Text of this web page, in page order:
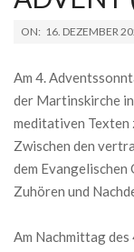
2022-
16
ON: 16. DEZEMBER
Am 4.
der Martinskirche
meditativen Texten
Zwischen den
dem Evangelischen
Zuhören und
Am Nachmittag des